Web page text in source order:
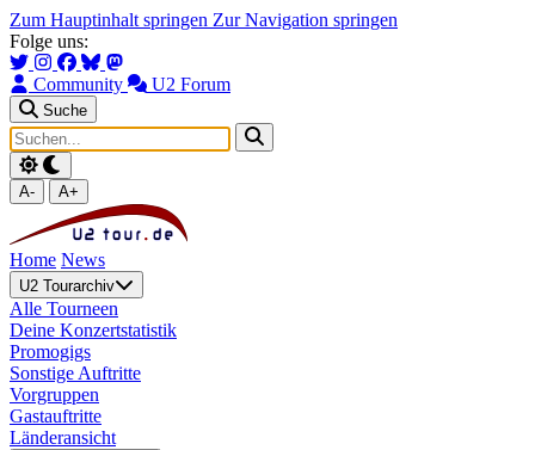
Zum Hauptinhalt springen Zur Navigation springen
Folge uns:
Community U2 Forum
Suche
A- A+
Home News
U2 Tourarchiv
Alle Tourneen
Deine Konzertstatistik
Promogigs
Sonstige Auftritte
Vorgruppen
Gastauftritte
Länderansicht